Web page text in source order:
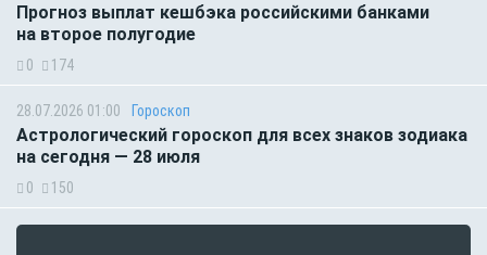
Прогноз выплат кешбэка российскими банками
на второе полугодие
0 174
28.07.2026 01:00 Гороскоп
Астрологический гороскоп для всех знаков зодиака
на сегодня — 28 июля
0 150